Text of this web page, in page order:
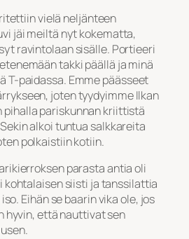
vielä neljänteen
jäi meiltä nyt kokematta,
ravintolaan sisälle. Portieeri
takki päällä ja minä
T-paidassa. Emme päässeet
joten tyydyimme Ilkan
pihalla pariskunnan kriittistä
alkoi tuntua salkkareita
polkaistiin kotiin.
parasta antia oli
kohtalaisen siisti ja tanssilattia
Eihän se baarin vika ole, jos
hyvin, että nauttivat sen